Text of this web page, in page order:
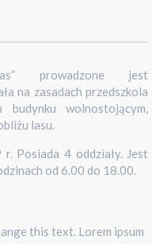
prowadzone jest
na zasadach przedszkola
wolnostojącym,
lasu.
Posiada 4 oddziały. Jest
od 6.00 do 18.00.
this text. Lorem ipsum